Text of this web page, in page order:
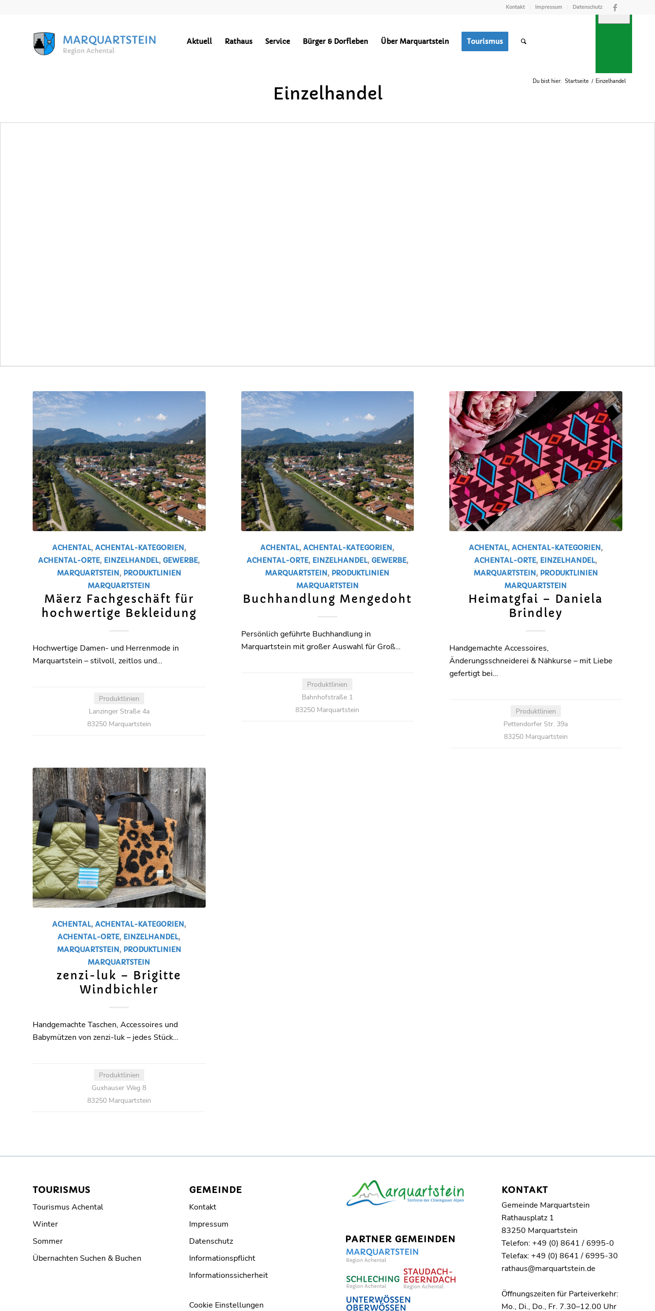
Kontakt Impressum Datenschutz
Aktuell Rathaus Service Bürger & Dorfleben Über Marquartstein Tourismus
Du bist hier: Startseite / Einzelhandel
Points of Interest in Achental
HOCHPLATTENBAHN WÄRMEVERSORGUNG
TREFFPUNKT
Einzelhandel
ACHENTAL, ACHENTAL-KATEGORIEN,
ACHENTAL-ORTE, EINZELHANDEL, GEWERBE,
MARQUARTSTEIN, PRODUKTLINIEN
MARQUARTSTEIN
Mäerz Fachgeschäft für
hochwertige Bekleidung
Hochwertige Damen- und Herrenmode in
Marquartstein – stilvoll, zeitlos und…
Produktlinien
Lanzinger Straße 4a
83250 Marquartstein
ACHENTAL,ACHENTAL-KATEGORIEN,
ACHENTAL-ORTE, EINZELHANDEL, GEWERBE,
MARQUARTSTEIN, PRODUKTLINIEN
MARQUARTSTEIN
Buchhandlung Mengedoht
Persönlich geführte Buchhandlung in
Marquartstein mit großer Auswahl für Groß…
Produktlinien
Bahnhofstraße 1
83250 Marquartstein
ACHENTAL, ACHENTAL-KATEGORIEN,
ACHENTAL-ORTE, EINZELHANDEL,
MARQUARTSTEIN, PRODUKTLINIEN
MARQUARTSTEIN
Heimatgfai – Daniela
Brindley
Handgemachte Accessoires,
Änderungsschneiderei & Nähkurse – mit Liebe
gefertigt bei…
Produktlinien
Pettendorfer Str. 39a
83250 Marquartstein
ACHENTAL, ACHENTAL-KATEGORIEN,
ACHENTAL-ORTE, EINZELHANDEL,
MARQUARTSTEIN, PRODUKTLINIEN
MARQUARTSTEIN
zenzi-luk – Brigitte
Windbichler
Handgemachte Taschen, Accessoires und
Babymützen von zenzi-luk – jedes Stück…
Produktlinien
Guxhauser Weg 8
83250 Marquartstein
TOURISMUS
Tourismus Achental
Winter
Sommer
Übernachten Suchen & Buchen
GEMEINDE
Kontakt
Impressum
Datenschutz
Informationspflicht
Informationssicherheit
Cookie Einstellungen
PARTNER GEMEINDEN
KONTAKT
Gemeinde Marquartstein
Rathausplatz 1
83250 Marquartstein
Telefon: +49 (0) 8641 / 6995-0
Telefax: +49 (0) 8641 / 6995-30
rathaus@marquartstein.de
Öffnungszeiten für Parteiverkehr:
Mo., Di., Do., Fr. 7.30–12.00 Uhr